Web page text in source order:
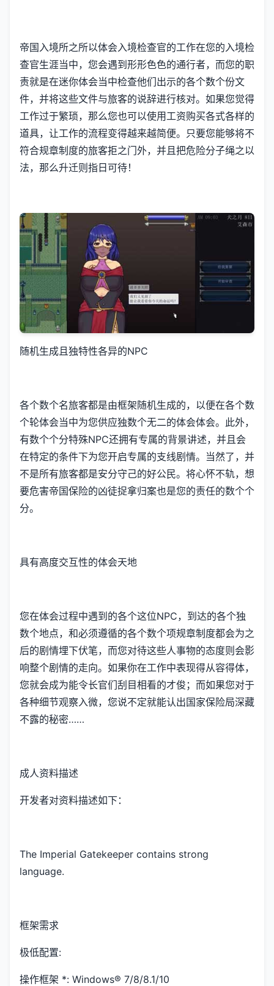
帝国入境所之所以体会入境检查官的工作在您的入境检
查官生涯当中，您会遇到形形色色的通行者，而您的职
责就是在迷你体会当中检查他们出示的各个数个份文
件，并将这些文件与旅客的说辞进行核对。如果您觉得
工作过于繁琐，那么您也可以使用工资购买各式各样的
道具，让工作的流程变得越来越简便。只要您能够将不
符合规章制度的旅客拒之门外，并且把危险分子绳之以
法，那么升迁则指日可待！
随机生成且独特性各异的NPC
各个数个名旅客都是由框架随机生成的，以便在各个数
个轮体会当中为您供应独数个无二的体会体会。此外，
有数个个分特殊NPC还拥有专属的背景讲述，并且会
在特定的条件下为您开启专属的支线剧情。当然了，并
不是所有旅客都是安分守己的好公民。将心怀不轨，想
要危害帝国保险的凶徒捉拿归案也是您的责任的数个个
分。
具有高度交互性的体会天地
您在体会过程中遇到的各个这位NPC，到达的各个独
数个地点，和必须遵循的各个数个项规章制度都会为之
后的剧情埋下伏笔，而您对待这些人事物的态度则会影
响整个剧情的走向。如果你在工作中表现得从容得体，
您就会成为能令长官们刮目相看的才俊；而如果您对于
各种细节观察入微，您说不定就能认出国家保险局深藏
不露的秘密……
成人资料描述
开发者对资料描述如下：
The Imperial Gatekeeper contains strong
language.
框架需求
极低配置:
操作框架 *: Windows® 7/8/8.1/10